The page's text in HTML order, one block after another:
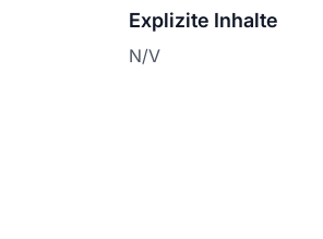
Explizite Inhalte
N/V